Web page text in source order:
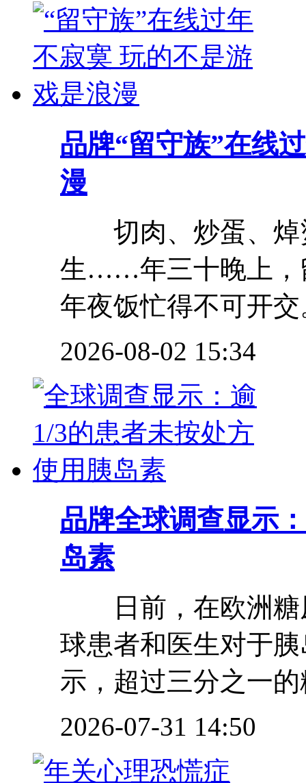
品牌“留守族”在线
漫
切肉、炒蛋、焯
生……年三十晚上，
年夜饭忙得不可开
2026-08-02 15:34
品牌全球调查显示
岛素
日前，在欧洲糖
球患者和医生对于
示，超过三分之一
2026-07-31 14:50